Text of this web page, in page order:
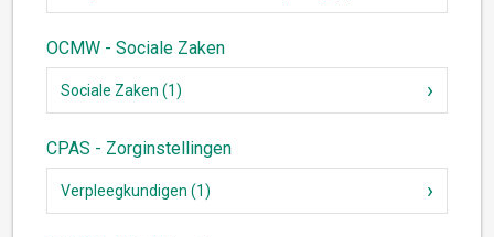
OCMW - Sociale Zaken
Sociale Zaken (1)
CPAS - Zorginstellingen
Verpleegkundigen (1)